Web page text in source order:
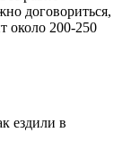
договориться,
около 200-250
ездили в